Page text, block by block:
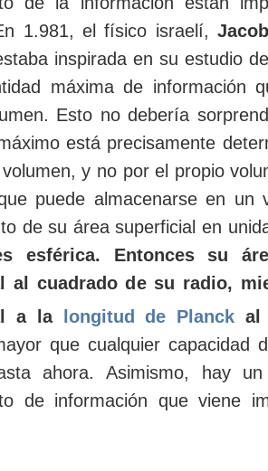
1.981, el físico israelí,
inspirada en su estudio
máxima de información
Esto no debería
está precisamente
y no por el propio
puede almacenarse en un
de su área superficial en
esférica. Entonces su
al cuadrado de su radio,
a la
longitud de Planck al
que cualquier capacidad
ahora. Asimismo, hay
de información que viene